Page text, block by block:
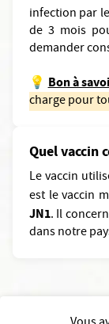
infection par
de 3 mois
demander
💡Bon à
charge pour
Quel vaccin
Le vaccin
est le vaccin
JN1. Il
dans notre